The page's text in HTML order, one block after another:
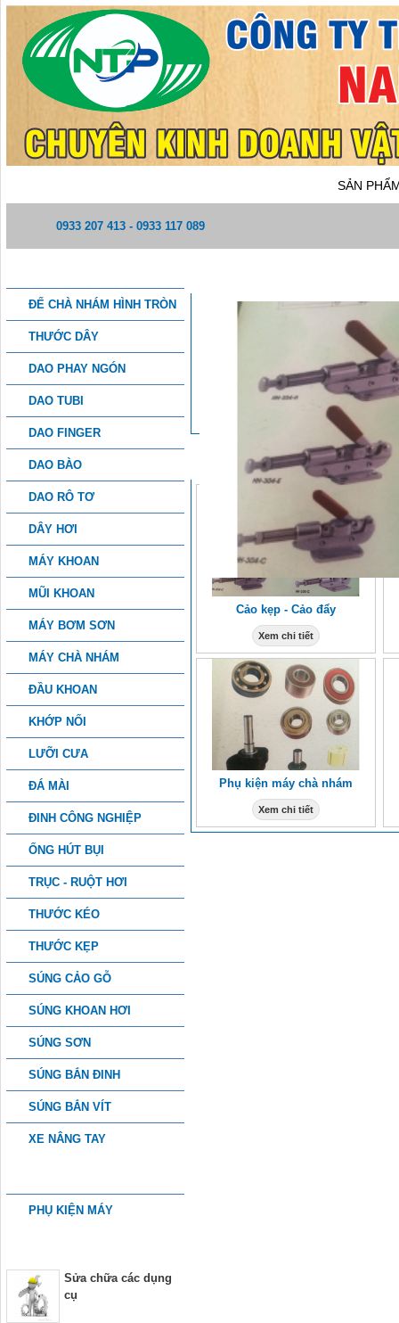
SẢN
0933 207 413 - 0933 117 089
ĐẾ CHÀ NHÁM HÌNH TRÒN
THƯỚC DÂY
DAO PHAY NGÓN
DAO TUBI
DAO FINGER
DAO BÀO
DAO RÔ TƠ
DÂY HƠI
MÁY KHOAN
MŨI KHOAN
MÁY BƠM SƠN
MÁY CHÀ NHÁM
ĐẦU KHOAN
KHỚP NỐI
LƯỠI CƯA
ĐÁ MÀI
ĐINH CÔNG NGHIỆP
ỐNG HÚT BỤI
TRỤC - RUỘT HƠI
THƯỚC KÉO
THƯỚC KẸP
SÚNG CẢO GỖ
SÚNG KHOAN HƠI
SÚNG SƠN
SÚNG BẮN ĐINH
SÚNG BẮN VÍT
XE NÂNG TAY
PHỤ KIỆN MÁY
Sửa chữa các dụng
cụ
THÔNG TIN CHI TIẾT
SẢN PHẨM KHÁC
Cảo kẹp - Cảo đẩy
Xem chi tiết
Phụ kiện máy chà nhám
Xem chi tiết